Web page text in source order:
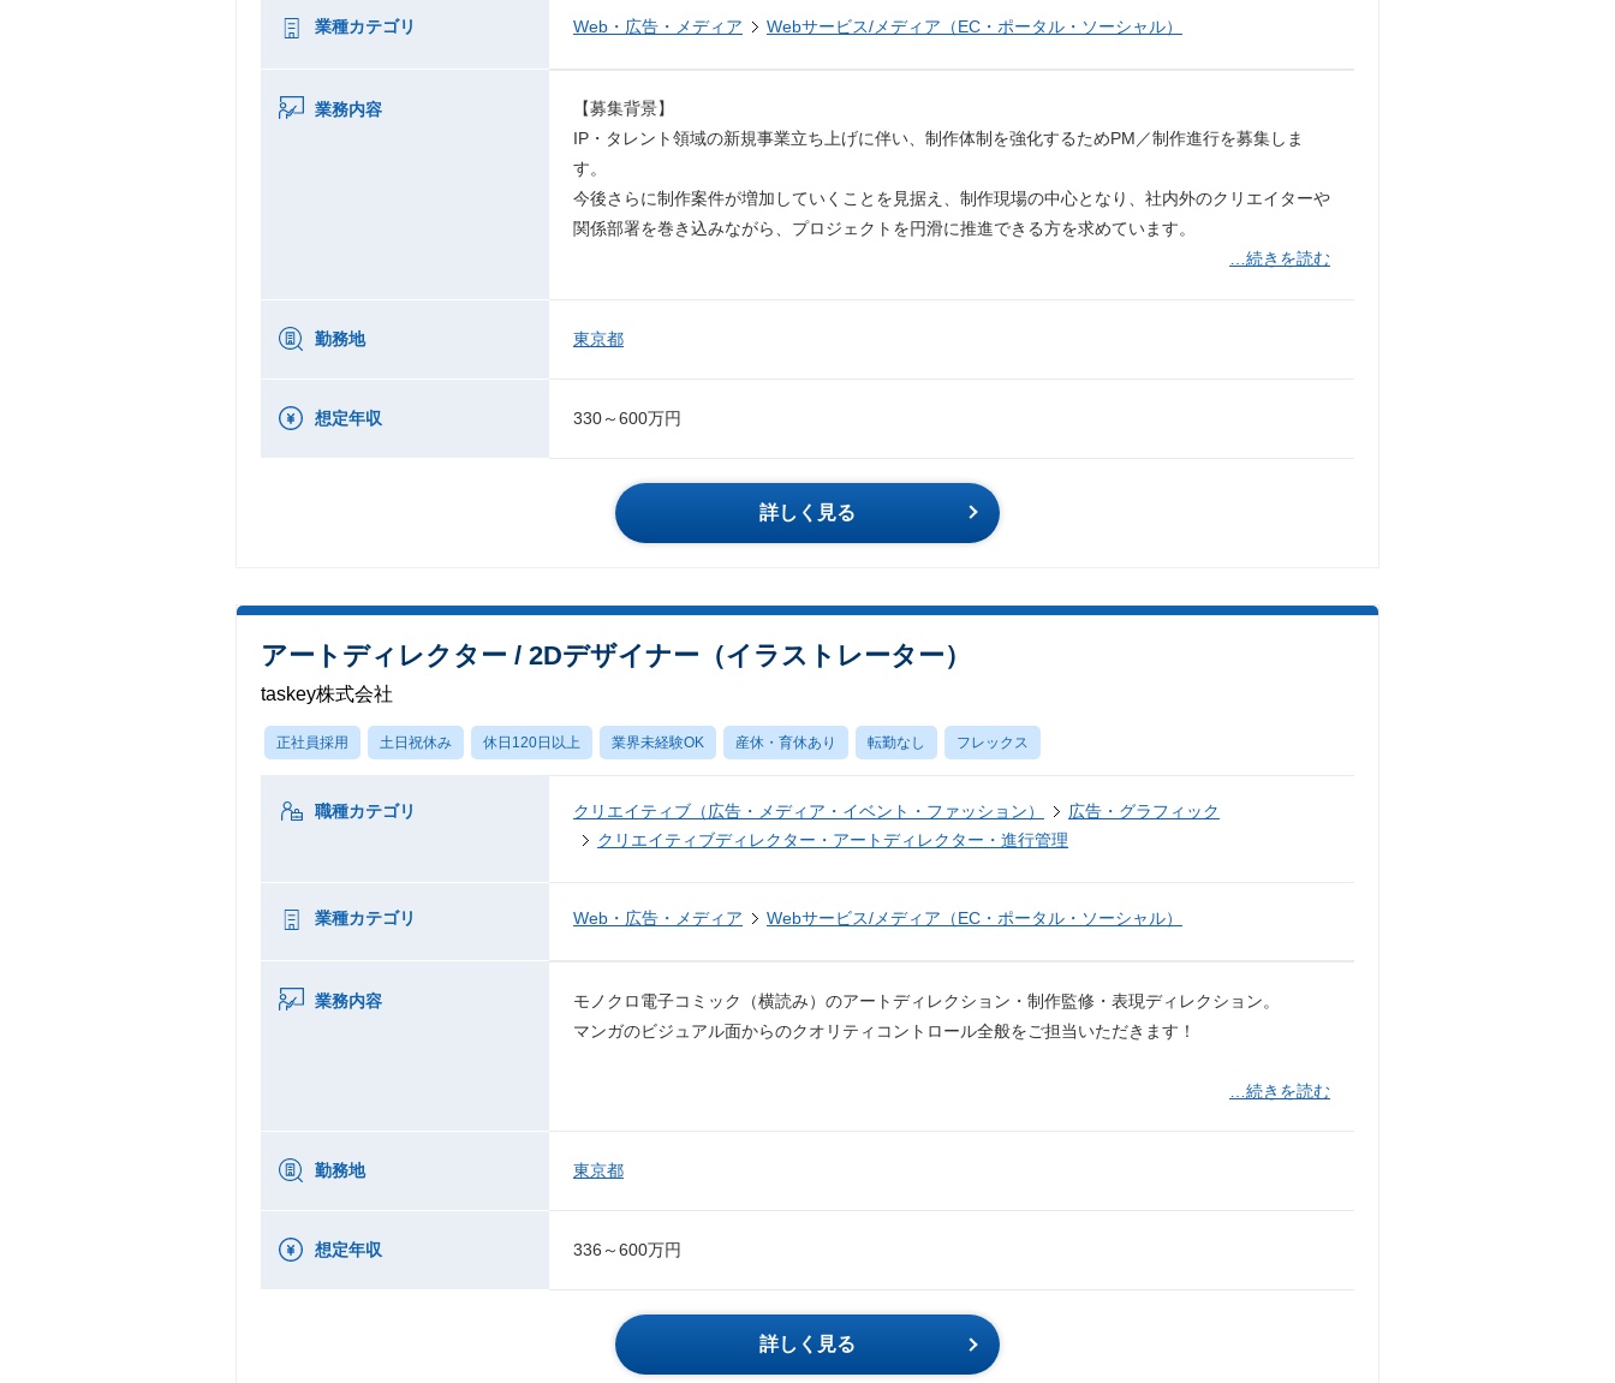
業種カテゴリ Web・広告・メディア Webサービス/メディア（EC・ポータル・ソーシャル）
業務内容
【募集背景】
IP・タレント領域の新規事業立ち上げに伴い、制作体制を強化するためPM／制作進行を募集しま
す。
今後さらに制作案件が増加していくことを見据え、制作現場の中心となり、社内外のクリエイターや
関係部署を巻き込みながら、プロジェクトを円滑に推進できる方を求めています。
…続きを読む
勤務地 東京都
想定年収 330～600万円
詳しく見る
アートディレクター / 2Dデザイナー（イラストレーター）
taskey株式会社
正社員採用 土日祝休み 休日120日以上 業界未経験OK 産休・育休あり 転勤なし フレックス
職種カテゴリ クリエイティブ（広告・メディア・イベント・ファッション）
広告・グラフィック
クリエイティブディレクター・アートディレクター・進行管理
業種カテゴリ Web・広告・メディア Webサービス/メディア（EC・ポータル・ソーシャル）
業務内容
モノクロ電子コミック（横読み）のアートディレクション・制作監修・表現ディレクション。
マンガのビジュアル面からのクオリティコントロール全般をご担当いただきます！
…続きを読む
勤務地 東京都
想定年収 336～600万円
詳しく見る